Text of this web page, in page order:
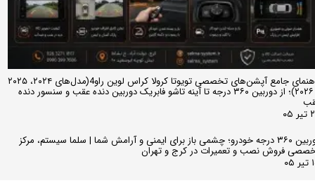
راهنمای جامع آپشن‌های تخصصی تویوتا کرولا کراس لوین راو4(مدل‌های ۲۰۲۴، ۲۰۲۵
و ۲۰۲۶)؛ از دوربین ۳۶۰ درجه تا آینه تاشو فابریک دوربین دنده عقب و سنسور دنده
دوربین ۳۶۰ درجه خودرو؛ چشمی باز برای ایمنی و آرامش شما | سلما سیستم، مرکز
فروش نصب و تعمیرات در کرج و تهران